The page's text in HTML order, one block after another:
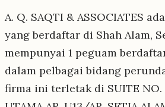
A. Q. SAQTI & ASSOCIATES
yang berdaftar di Shah Alam,
mempunyai 1 peguam
dalam pelbagai bidang
firma ini terletak di SUITE NO.